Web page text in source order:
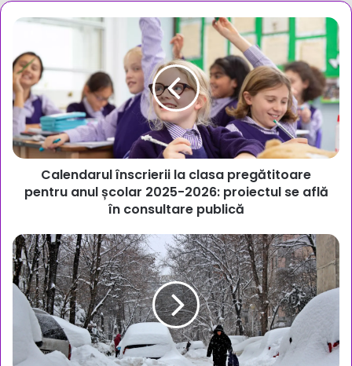
Calendarul
la
clasa
pregătitoare
pentru
anul
școlar
2025-
proiectul
în
consultare
publică
Calendarul înscrierii la clasa pregătitoare
pentru anul școlar 2025-2026: proiectul se află
în consultare publică
Vremea
în
România
în
perioada
următoare:
Iarnă